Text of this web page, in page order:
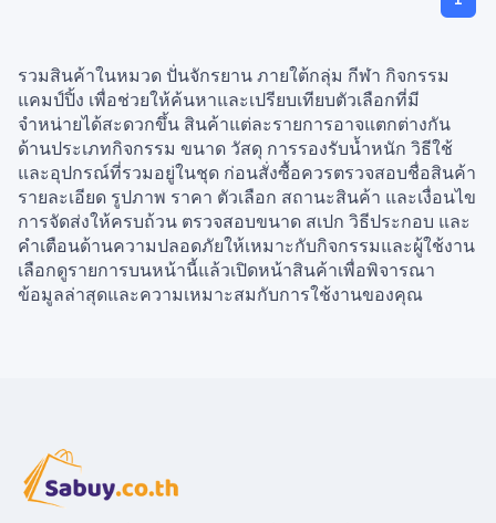
รวมสินค้าในหมวด ปั่นจักรยาน ภายใต้กลุ่ม กีฬา กิจกรรม
แคมป์ปิ้ง เพื่อช่วยให้ค้นหาและเปรียบเทียบตัวเลือกที่มี
จำหน่ายได้สะดวกขึ้น สินค้าแต่ละรายการอาจแตกต่างกัน
ด้านประเภทกิจกรรม ขนาด วัสดุ การรองรับน้ำหนัก วิธีใช้
และอุปกรณ์ที่รวมอยู่ในชุด ก่อนสั่งซื้อควรตรวจสอบชื่อสินค้า
รายละเอียด รูปภาพ ราคา ตัวเลือก สถานะสินค้า และเงื่อนไข
การจัดส่งให้ครบถ้วน ตรวจสอบขนาด สเปก วิธีประกอบ และ
คำเตือนด้านความปลอดภัยให้เหมาะกับกิจกรรมและผู้ใช้งาน
เลือกดูรายการบนหน้านี้แล้วเปิดหน้าสินค้าเพื่อพิจารณา
ข้อมูลล่าสุดและความเหมาะสมกับการใช้งานของคุณ